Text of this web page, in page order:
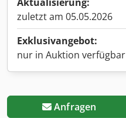
Aktualisierung:
zuletzt am 05.05.2026
Exklusivangebot:
nur in Auktion verfügbar
Anfragen